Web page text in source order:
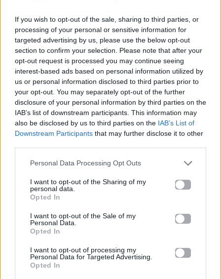
If you wish to opt-out of the sale, sharing to third parties, or
processing of your personal or sensitive information for
targeted advertising by us, please use the below opt-out
section to confirm your selection. Please note that after your
opt-out request is processed you may continue seeing
interest-based ads based on personal information utilized by
us or personal information disclosed to third parties prior to
your opt-out. You may separately opt-out of the further
disclosure of your personal information by third parties on the
IAB’s list of downstream participants. This information may
also be disclosed by us to third parties on the IAB’s List of
Downstream Participants that may further disclose it to other
Personal Data Processing Opt Outs
I want to opt-out of the Sharing of my
personal data.
Opted In
I want to opt-out of the Sale of my
Personal Data.
Opted In
I want to opt-out of processing my
Personal Data for Targeted Advertising.
Opted In
«Spider-Man: Brand
New Day»: Ξεπέρασε
το $1 δισ. και άφησε
πίσω το «Toy Story 5»
07.08.2026
«Οδύσσεια»: Το
blockbuster που έκανε
ξανά τον Όμηρο…
bestseller
06.08.2026
στο σινεμά αυτή την
εβδομάδα, αυτές οι 4
πρεμιέρες είναι ό,τι
06.08.2026
χρόνια μετά θυμάται
τη μαγεία του «The